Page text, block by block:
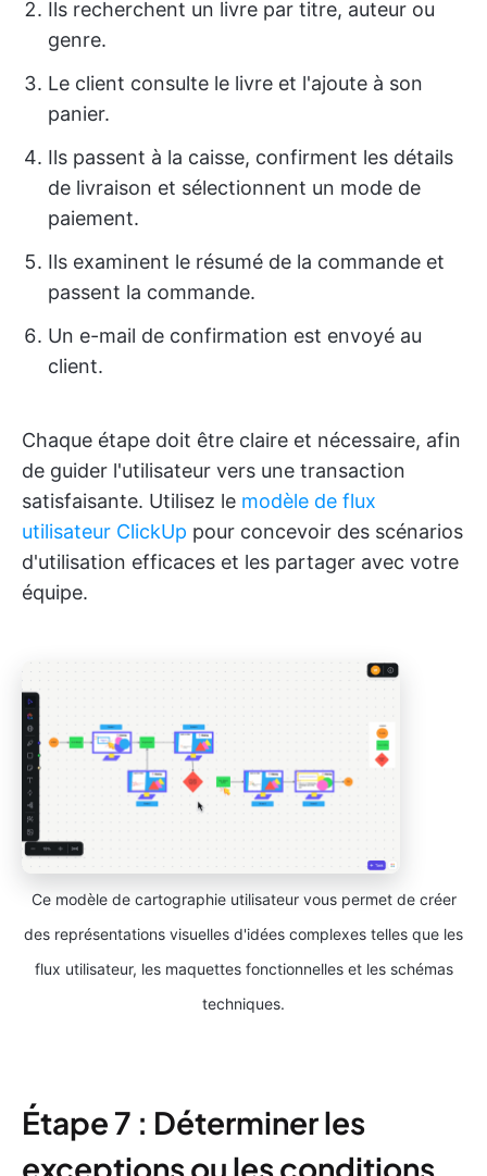
Ils recherchent un livre par titre, auteur ou
genre.
Le client consulte le livre et l'ajoute à son
panier.
Ils passent à la caisse, confirment les détails
de livraison et sélectionnent un mode de
paiement.
Ils examinent le résumé de la commande et
passent la commande.
Un e-mail de confirmation est envoyé au
client.
Chaque étape doit être claire et nécessaire, afin
de guider l'utilisateur vers une transaction
satisfaisante. Utilisez le modèle de flux
utilisateur ClickUp pour concevoir des scénarios
d'utilisation efficaces et les partager avec votre
équipe.
Ce modèle de cartographie utilisateur vous permet de créer
des représentations visuelles d'idées complexes telles que les
flux utilisateur, les maquettes fonctionnelles et les schémas
techniques.
Étape 7 : Déterminer les
exceptions ou les conditions